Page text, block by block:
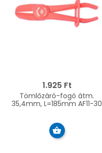
1.925 Ft
Tömlőzáró-fogó átm.
35,4mm, L=185mm AF11-30